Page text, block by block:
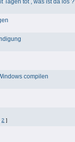
Tagen tot , was ist da los ?
compilen
2 ]